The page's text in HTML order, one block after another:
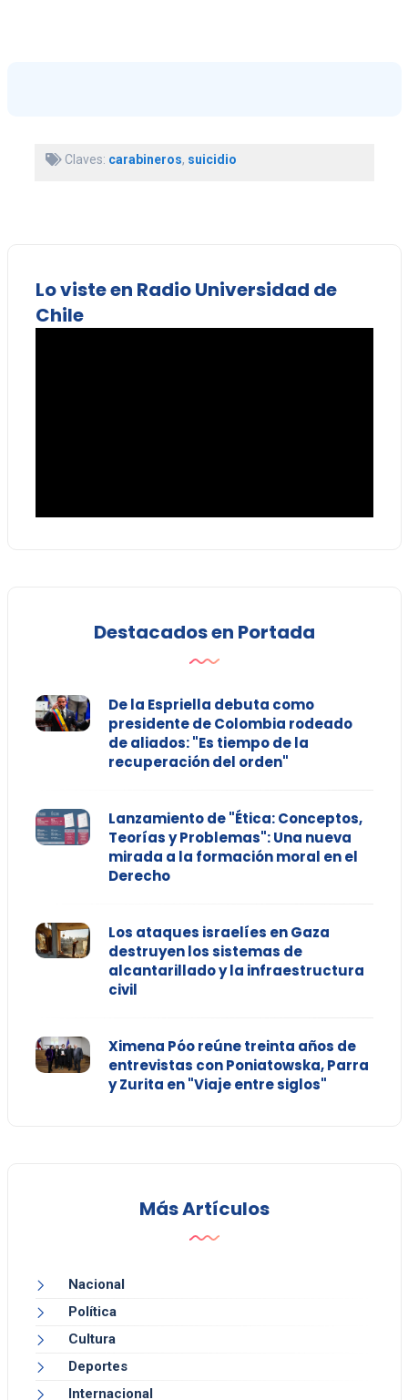
Claves: carabineros, suicidio
Lo viste en Radio Universidad de
Chile
Destacados en Portada
De la Espriella debuta como
presidente de Colombia rodeado
de aliados: "Es tiempo de la
recuperación del orden"
Lanzamiento de "Ética: Conceptos,
Teorías y Problemas": Una nueva
mirada a la formación moral en el
Derecho
Los ataques israelíes en Gaza
destruyen los sistemas de
alcantarillado y la infraestructura
civil
Ximena Póo reúne treinta años de
entrevistas con Poniatowska, Parra
y Zurita en "Viaje entre siglos"
Más Artículos
Nacional
Política
Cultura
Deportes
Internacional